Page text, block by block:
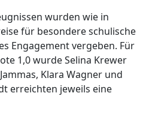
wurden wie in
für besondere schulische
Engagement vergeben. Für
1,0 wurde Selina Krewer
Klara Wagner und
erreichten jeweils eine